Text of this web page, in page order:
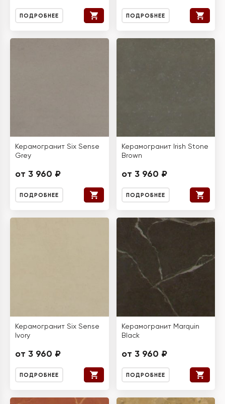
ПОДРОБНЕЕ ПОДРОБНЕЕ
Керамогранит Six Sense
Grey
от 3 960 ₽
ПОДРОБНЕЕ
Керамогранит Irish Stone
Brown
от 3 960 ₽
ПОДРОБНЕЕ
Керамогранит Six Sense
Ivory
от 3 960 ₽
ПОДРОБНЕЕ
Керамогранит Marquin
Black
от 3 960 ₽
ПОДРОБНЕЕ